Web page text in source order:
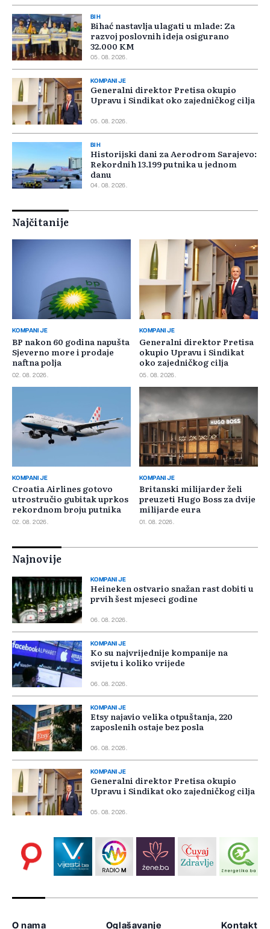
BIH
Bihać nastavlja ulagati u mlade: Za
razvoj poslovnih ideja osigurano
32.000 KM
05. 08. 2026.
KOMPANIJE
Generalni direktor Pretisa okupio
Upravu i Sindikat oko zajedničkog cilja
05. 08. 2026.
BIH
Historijski dani za Aerodrom Sarajevo:
Rekordnih 13.199 putnika u jednom
danu
04. 08. 2026.
Najčitanije
KOMPANIJE
BP nakon 60 godina napušta
Sjeverno more i prodaje
naftna polja
02. 08. 2026.
KOMPANIJE
Generalni direktor Pretisa
okupio Upravu i Sindikat
oko zajedničkog cilja
05. 08. 2026.
KOMPANIJE
Croatia Airlines gotovo
utrostručio gubitak uprkos
rekordnom broju putnika
02. 08. 2026.
KOMPANIJE
Britanski milijarder želi
preuzeti Hugo Boss za dvije
milijarde eura
01. 08. 2026.
Najnovije
KOMPANIJE
Heineken ostvario snažan rast dobiti u
prvih šest mjeseci godine
06. 08. 2026.
KOMPANIJE
Ko su najvrijednije kompanije na
svijetu i koliko vrijede
06. 08. 2026.
KOMPANIJE
Etsy najavio velika otpuštanja, 220
zaposlenih ostaje bez posla
06. 08. 2026.
KOMPANIJE
Generalni direktor Pretisa okupio
Upravu i Sindikat oko zajedničkog cilja
05. 08. 2026.
O nama Oglašavanje Kontakt